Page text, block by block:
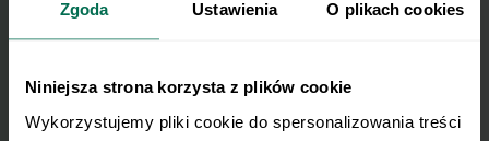
Zgoda Ustawienia O plikach cookies
Niniejsza strona korzysta z plików cookie
Wykorzystujemy pliki cookie do spersonalizowania treści
Zapisz się do naszego Newslettera
Imię
Email